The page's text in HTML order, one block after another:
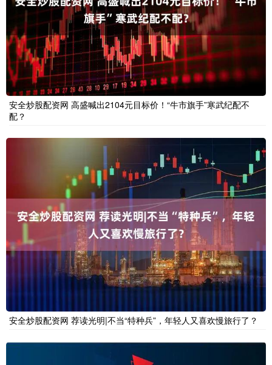
安全炒股配资网 高盛喊出2104元目标价！“牛市旗手”寒武纪配不
配？
安全炒股配资网 荐读光明|不当“特种兵”，年轻人又喜欢慢旅行了？